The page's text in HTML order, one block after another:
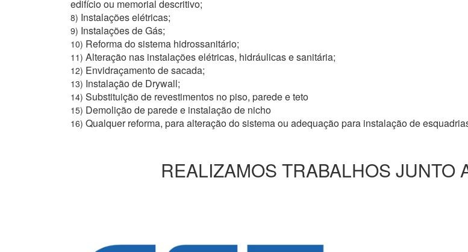
edifício ou memorial descritivo;
8) Instalações elétricas;
9) Instalações de Gás;
10) Reforma do sistema hidrossanitário;
11) Alteração nas instalações elétricas, hidráulicas e sanitária;
12) Envidraçamento de sacada;
13) Instalação de Drywall;
14) Substituição de revestimentos no piso, parede e teto
15) Demolição de parede e instalação de nicho
16) Qualquer reforma, para alteração do sistema ou adequação para instalação de
REALIZAMOS TRABALHOS JUNTO